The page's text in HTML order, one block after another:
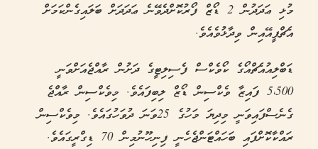
މުޅި ޢަދަދުން 2 ޑޯޒް ފޯރުކޮށްދެވޭނެ ޢަދަދަށް ބަލައިގެންކަމަށް
އެޗްޕީއޭއިން ވިދާޅުވެއެވެ.
ޑަބްލިއުއެޗްއޯގެ ކޯވެކްސް ފެސިލިޓީގެ ދަށުން ރާއްޖެއަށްވަނީ
5،500 ފައިޒާ ވެކްސިން ޑޯޒް ލިބިފައެވެ. މިވެކްސިން ރާއްޖެ
ގެނެސްފައިވަނީ މިދިޔަ މަހުގެ 25ވަނަ ދުވަހުގައެވެ. މިވެކްސިން
ރައްކާކޮށްފައި ބަހައްޓަންޖެހެނީ ފިނިހޫނުމިން 70 ޑިގްރީގައެވެ.